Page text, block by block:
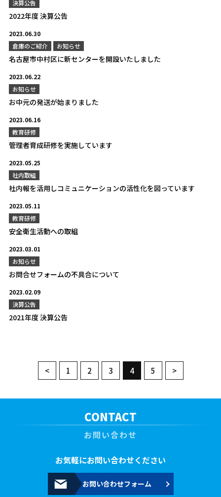
決算公告
2022年度 決算公告
2023.06.30
倉庫のご紹介
お知らせ
名古屋市中村区に新センターを開設いたしました
2023.06.22
お知らせ
お中元の発送が始まりました
2023.06.16
教育研修
管理者育成研修を実施しています
2023.05.25
社内取組
社内報を活用しコミュニケーションの活性化を図っています
2023.05.11
教育研修
安全衛生活動への取組
2023.03.01
お知らせ
お問合せフォームの不具合について
2023.02.09
決算公告
2021年度 決算公告
< 1 2 3 4 5 >
CONTACT
お問い合わせ
お気軽にお問い合わせください
お問い合わせフォーム